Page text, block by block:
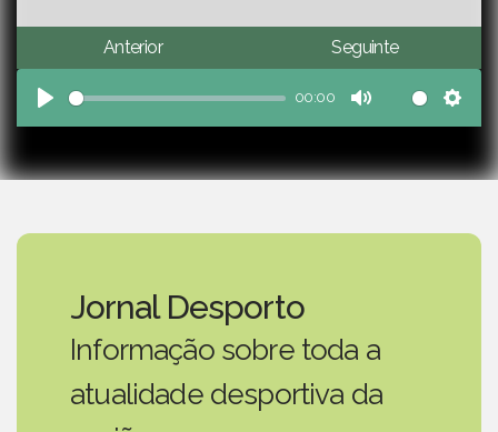
Anterior Seguinte
Play
00:00
Mute
Jornal Desporto
Informação sobre toda a
atualidade desportiva da